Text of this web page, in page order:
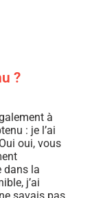
?
à
: je l’ai
oui, vous
dans la
j’ai
savais pas